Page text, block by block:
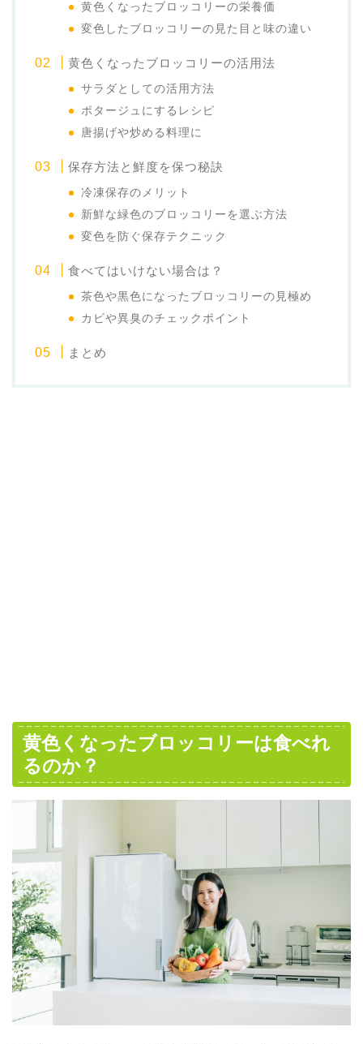
黄色くなったブロッコリーの栄養価
変色したブロッコリーの見た目と味の違い
黄色くなったブロッコリーの活用法
サラダとしての活用方法
ポタージュにするレシピ
唐揚げや炒める料理に
保存方法と鮮度を保つ秘訣
冷凍保存のメリット
新鮮な緑色のブロッコリーを選ぶ方法
変色を防ぐ保存テクニック
食べてはいけない場合は？
茶色や黒色になったブロッコリーの見極め
カビや異臭のチェックポイント
まとめ
黄色くなったブロッコリーは食べれ
るのか？